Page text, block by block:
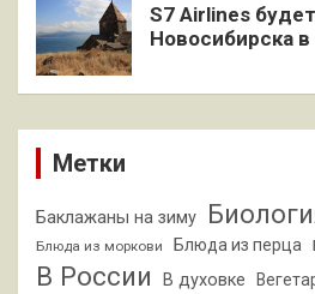
S7 Airlines
Новосибирска в
Метки
Баклажаны на зиму
Блюда из моркови Блюда из перца
В России В духовке